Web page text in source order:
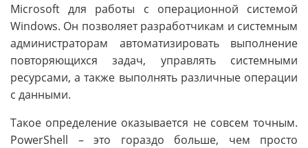
Microsoft для работы с операционной системой
Windows. Он позволяет разработчикам и системным
администраторам автоматизировать выполнение
повторяющихся задач, управлять системными
ресурсами, а также выполнять различные операции
с данными.
Такое определение оказывается не совсем точным.
PowerShell – это гораздо больше, чем просто